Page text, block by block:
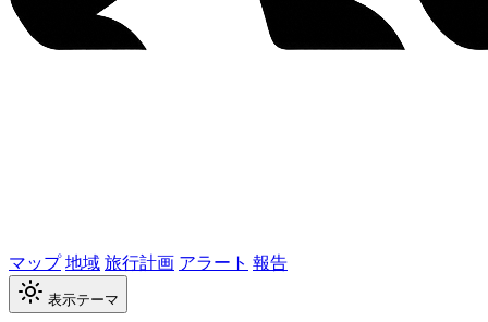
マップ地域旅行計画 アラート 報告
表示テーマ